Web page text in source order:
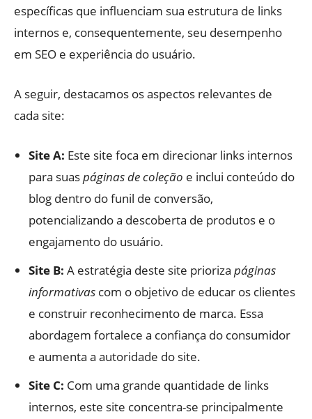
específicas que influenciam sua estrutura de links
internos e, consequentemente, seu desempenho
em SEO e experiência do usuário.
A seguir, destacamos os aspectos relevantes de
cada site:
Site A: Este site foca em direcionar links internos
para suaspáginas de coleção e inclui conteúdo do
blog dentro do funil de conversão,
potencializando a descoberta de produtos e o
engajamento do usuário.
Site B: A estratégia deste site prioriza páginas
informativas com o objetivo de educar os clientes
e construir reconhecimento de marca. Essa
abordagem fortalece a confiança do consumidor
e aumenta a autoridade do site.
Site C: Com uma grande quantidade de links
internos, este site concentra-se principalmente